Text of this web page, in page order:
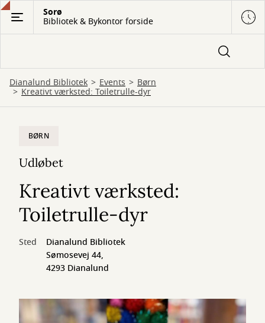
Gå
hovedindhold
Sorø
Bibliotek & Bykontor forside
Dianalund Bibliotek Events Børn
Kreativt værksted: Toiletrulle-dyr
BØRN
Udløbet
Kreativt værksted:
Toiletrulle-dyr
Sted
Dianalund Bibliotek
Sømosevej 44,
4293 Dianalund